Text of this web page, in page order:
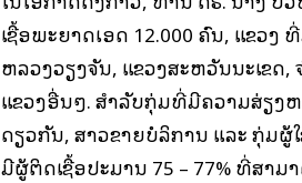
ເຊື້ອ​ພະ​ຍາດ​ເອດ​ 12.000 ຄົນ, ແຂວ
ຫລວງວຽງ​ຈັນ, ແຂວງສະ​ຫວັນ​ນະ​ເຂດ,
ແຂວງອື່ນໆ. ສຳ​ລັບ​ກຸ່ມ​ທີ່​ມີ​ຄວາມ​ສ່ຽ
ດຽວກັນ, ສາວ​ຂາຍ​ບໍ​ລິ​ການ ແລະ ກຸ່ມຜູ້​
ມີ​ຜູ້​ຕິດ​ເຊື້ອ​​​ປະ​ມານ 75 – 77% ທີ່​ສາ​ມ